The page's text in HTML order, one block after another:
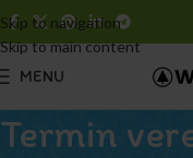
Skip to navigation
Skip to main content
MENU
Termin